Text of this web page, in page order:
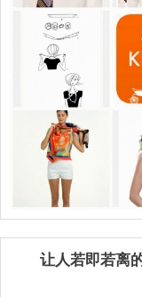
让人若即若离